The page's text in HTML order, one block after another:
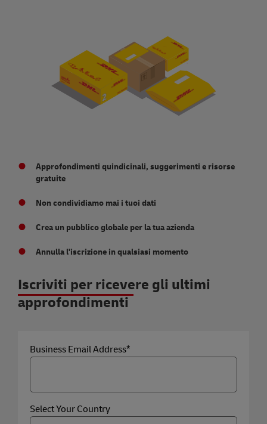
Approfondimenti quindicinali, suggerimenti e risorse
gratuite
Non condividiamo mai i tuoi dati
Crea un pubblico globale per la tua azienda
Annulla l'iscrizione in qualsiasi momento
Iscriviti per ricevere gli ultimi
approfondimenti
Business Email Address*
Select Your Country